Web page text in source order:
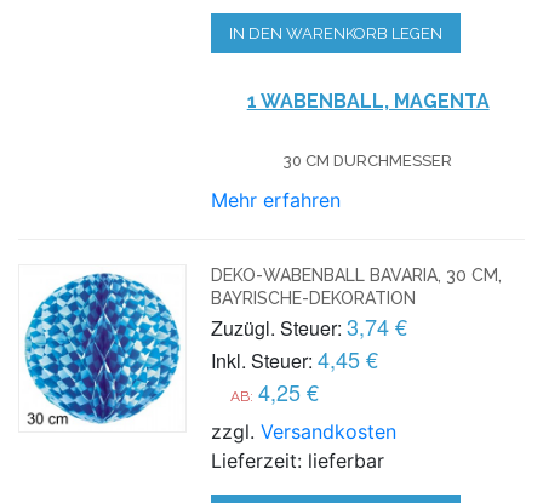
IN DEN WARENKORB LEGEN
1 WABENBALL, MAGENTA
30 CM DURCHMESSER
Mehr erfahren
DEKO-WABENBALL BAVARIA, 30 CM,
BAYRISCHE-DEKORATION
Zuzügl. Steuer: 3,74 €
Inkl. Steuer: 4,45 €
AB: 4,25 €
zzgl.Versandkosten
Lieferzeit: lieferbar